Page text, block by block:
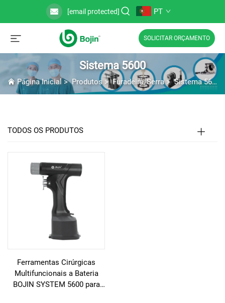
[email protected] PT
SOLICITAR ORÇAMENTO
Sistema 5600
Página Inicial>Produtos>Furadeira/Serra>Sistema 5600
TODOS OS PRODUTOS
Ferramentas Cirúrgicas
Multifuncionais a Bateria
BOJIN SYSTEM 5600 para